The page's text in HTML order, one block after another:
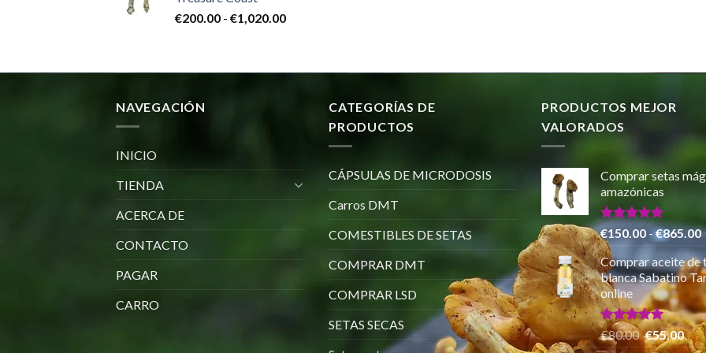
€200.00
€200.00 - €1,020.00Rango
€1,020.00
NAVEGACIÓN
INICIO
TIENDA
ACERCA DE
CONTACTO
PAGAR
CARRO
CATEGORÍAS DE
PRODUCTOS
CÁPSULAS DE MICRODOSIS
Carros DMT
COMESTIBLES DE SETAS
COMPRAR DMT
COMPRAR LSD
SETAS SECAS
PRODUCTOS MEJOR
VALORADOS
Comprar setas
amazónicas
Valorado
con5.00
de 5
€150.00 -€865.00
Comprar aceite de
blanca Sabatino
online
Valorado
con5.00
€80.00 El
precio
€55.00El